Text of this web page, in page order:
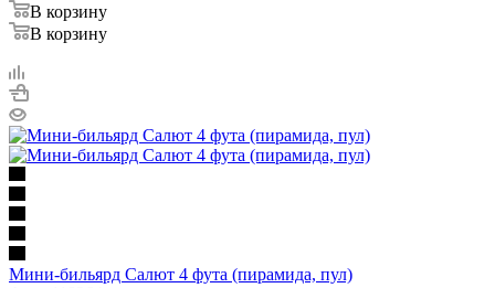
В корзину
В корзину
Мини-бильярд Салют 4 фута (пирамида, пул)